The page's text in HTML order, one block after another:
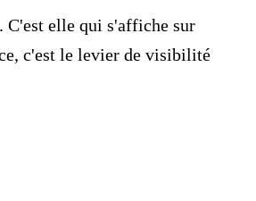
C'est elle qui s'affiche sur
c'est le levier de visibilité